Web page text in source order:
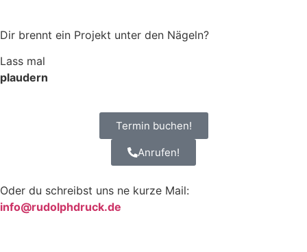
Dir brennt ein Projekt unter den Nägeln?
Lass mal
plaudern
Termin buchen!
Anrufen!
Oder du schreibst uns ne kurze Mail:
info@rudolphdruck.de